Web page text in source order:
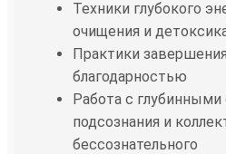
Техники глубокого
очищения и
Практики
благодарностью
Работа с глубинными
подсознания и
бессознательного